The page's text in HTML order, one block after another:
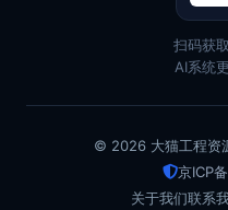
扫码获
AI系统
© 2026 大猫工程资
京ICP
关于我们联系